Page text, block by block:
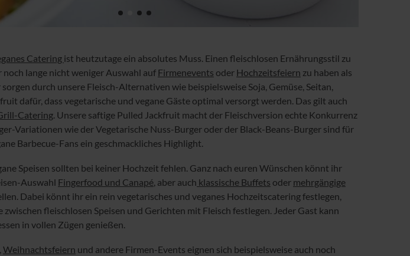
Catering ist heutzutage ein absolutes Muss. Einen fleischlosen Ernährungsstil zu
noch lange nicht weniger Auswahl auf Firmenevents oder Hochzeitsfeiern zu haben als
durch unsere Fleisch-Alternativen wie beispielsweise Soja, Gemüse, Seitan,
dafür, dass vegetarische und vegane Gäste optimal versorgt werden. Das gilt auch
Catering . Unsere saftige Pulled Jackfruit macht der Fleischversion echte Konkurrenz
Variationen wie der Vegetarische Nuss-Burger oder der Black-Beans-Burger sind für
Barbecue-Fans ein geschmackliches Highlight.
Speisen sollten bei keiner Hochzeit fehlen. Ganz nach euren Wünschen könnt ihr
Auswahl Fingerfood und Canapé , aber auch klassische Buffets oder mehrgängige
Dabei könnt ihr ein rein vegetarisches und veganes Hochzeitscatering festlegen,
zwischen fleischlosen Speisen und Gerichten mit Fleisch festlegen. Jeder Gast kann
in vollen Zügen genießen.
Weihnachtsfeiern und andere Firmen-Events eignen sich beispielsweise auch noch